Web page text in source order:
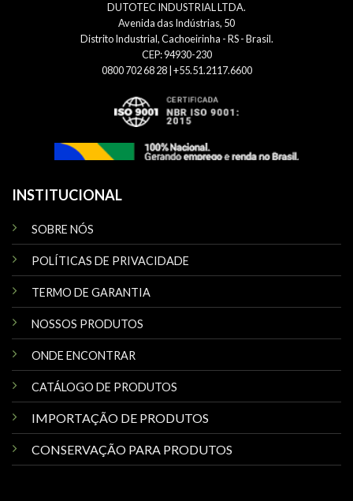
DUTOTEC INDUSTRIAL LTDA.
Avenida das Indústrias, 50
Distrito Industrial, Cachoeirinha - RS - Brasil.
CEP: 94930-230
0800 702 68 28 | +55.51.2117.6600
INSTITUCIONAL
SOBRE NÓS
POLÍTICAS DE PRIVACIDADE
TERMO DE GARANTIA
NOSSOS PRODUTOS
ONDE ENCONTRAR
CATÁLOGO DE PRODUTOS
IMPORTAÇÃO DE PRODUTOS
CONSERVAÇÃO PARA PRODUTOS